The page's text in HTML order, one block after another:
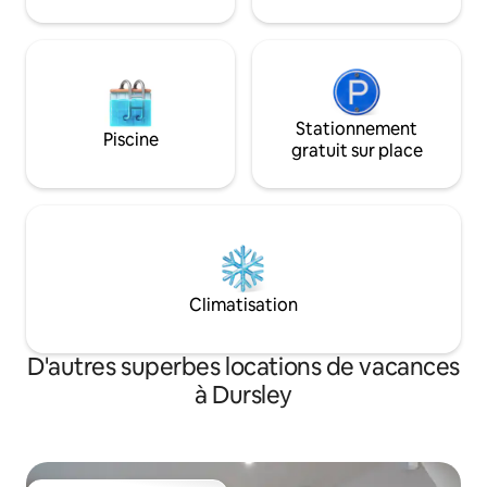
peuvent pas être
Piscine
Stationnement
gratuit sur place
Climatisation
D'autres superbes locations de vacances
à Dursley